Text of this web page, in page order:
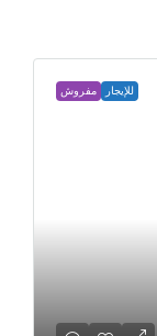
للإيجار مفروش